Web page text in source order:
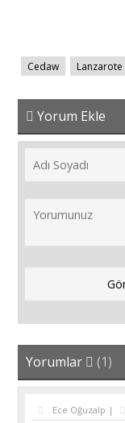
Cedaw Lanzarote
Yorum Ekle
Yorumlar (1)
Ece Oğuzalp |